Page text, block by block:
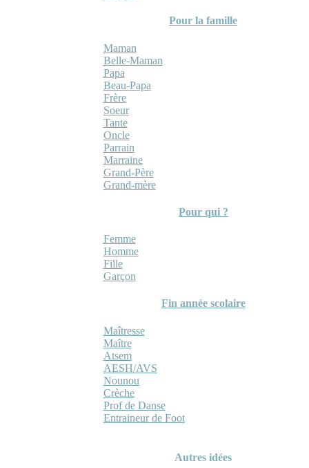
Pour la famille
Maman
Belle-Maman
Papa
Beau-Papa
Frère
Soeur
Tante
Oncle
Parrain
Marraine
Grand-Père
Grand-mère
Pour qui ?
Femme
Homme
Fille
Garçon
Fin année scolaire
Maîtresse
Maître
Atsem
AESH/AVS
Nounou
Crèche
Prof de Danse
Entraineur de Foot
Autres idées